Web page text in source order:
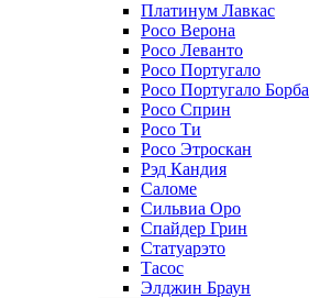
Платинум Лавкас
Росо Верона
Росо Леванто
Росо Португало
Росо Португало Борба
Росо Сприн
Росо Ти
Росо Этроскан
Рэд Кандия
Саломе
Сильвиа Оро
Спайдер Грин
Статуарэто
Тасос
Элджин Браун